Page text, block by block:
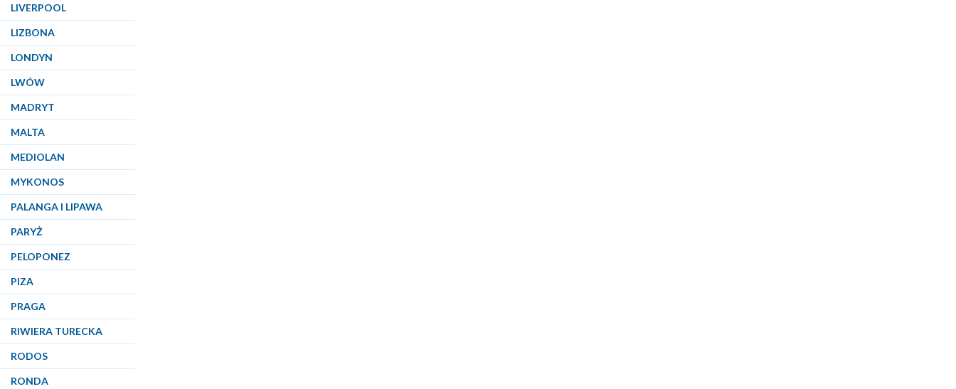
LIVERPOOL
LIZBONA
LONDYN
LWÓW
MADRYT
MALTA
MEDIOLAN
MYKONOS
PALANGA I LIPAWA
PARYŻ
PELOPONEZ
PIZA
PRAGA
RIWIERA TURECKA
RODOS
RONDA